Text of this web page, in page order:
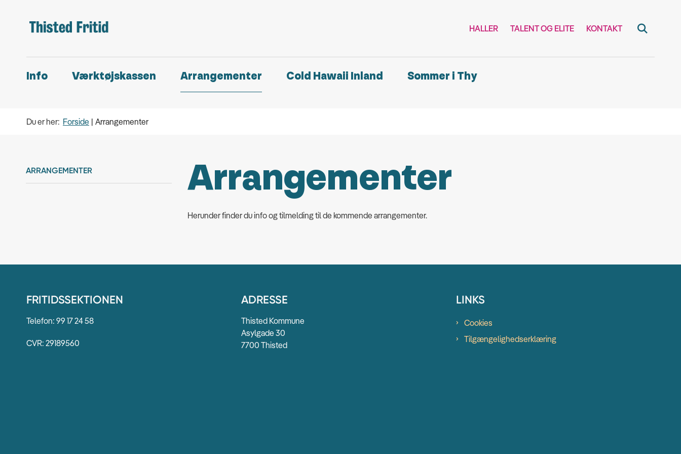
HALLER TALENT OG ELITE KONTAKT
Info Værktøjskassen Arrangementer Cold Hawaii Inland Sommer i Thy
Du er her: Forside Arrangementer
ARRANGEMENTER Arrangementer
Herunder finder du info og tilmelding til de kommende arrangementer.
FRITIDSSEKTIONEN
Telefon: 99 17 24 58
CVR: 29189560
ADRESSE
Thisted Kommune
Asylgade 30
7700 Thisted
LINKS
Cookies
Tilgængelighedserklæring